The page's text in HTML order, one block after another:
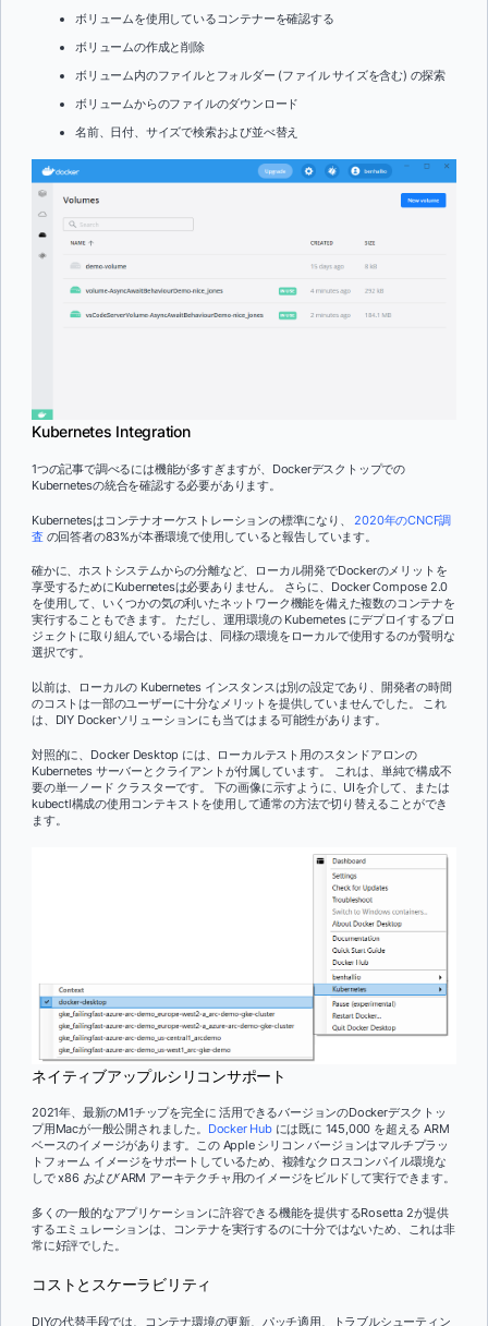
ボリュームを使用しているコンテナーを確認する
ボリュームの作成と削除
ボリューム内のファイルとフォルダー (ファイル サイズを含む) の探索
ボリュームからのファイルのダウンロード
名前、日付、サイズで検索および並べ替え
Kubernetes Integration
1つの記事で調べるには機能が多すぎますが、Dockerデスクトップでの
Kubernetesの統合を確認する必要があります。
Kubernetesはコンテナオーケストレーションの標準になり、 2020年のCNCF調
査の回答者の83%が本番環境で使用していると報告しています。
確かに、ホストシステムからの分離など、ローカル開発でDockerのメリットを
享受するためにKubernetesは必要ありません。 さらに、Docker Compose 2.0
を使用して、いくつかの気の利いたネットワーク機能を備えた複数のコンテナを
実行することもできます。 ただし、運用環境の Kubernetes にデプロイするプロ
ジェクトに取り組んでいる場合は、同様の環境をローカルで使用するのが賢明な
選択です。
以前は、ローカルの Kubernetes インスタンスは別の設定であり、開発者の時間
のコストは一部のユーザーに十分なメリットを提供していませんでした。 これ
は、DIY Dockerソリューションにも当てはまる可能性があります。
対照的に、Docker Desktop には、ローカルテスト用のスタンドアロンの
Kubernetes サーバーとクライアントが付属しています。 これは、単純で構成不
要の単一ノード クラスターです。 下の画像に示すように、UIを介して、または
kubectl構成の使用コンテキストを使用して通常の方法で切り替えることができ
ます。
ネイティブアップルシリコンサポート
2021年、最新のM1チップを完全に 活用できるバージョンのDockerデスクトッ
プ用Macが一般公開されました。 Docker Hubには既に 145,000 を超える ARM
ベースのイメージがあります。この Apple シリコン バージョンはマルチプラッ
トフォーム イメージをサポートしているため、複雑なクロスコンパイル環境な
しで x86 およびARM アーキテクチャ用のイメージをビルドして実行できます。
多くの一般的なアプリケーションに許容できる機能を提供するRosetta 2が提供
するエミュレーションは、コンテナを実行するのに十分ではないため、これは非
常に好評でした。
コストとスケーラビリティ
DIYの代替手段では、コンテナ環境の更新、パッチ適用、トラブルシューティン